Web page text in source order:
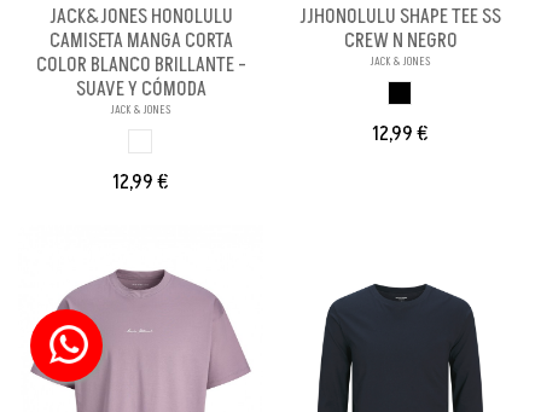
JACK&JONES HONOLULU
CAMISETA MANGA CORTA
COLOR BLANCO BRILLANTE -
SUAVE Y CÓMODA
JACK & JONES
12,99 €
JJHONOLULU SHAPE TEE SS
CREW N NEGRO
JACK & JONES
12,99 €